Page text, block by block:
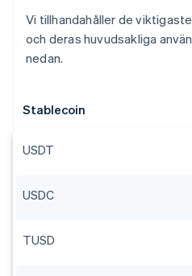
Vi tillhandahåller de
och deras huvudsakliga
nedan.
Stablecoin
USDT
USDC
TUSD